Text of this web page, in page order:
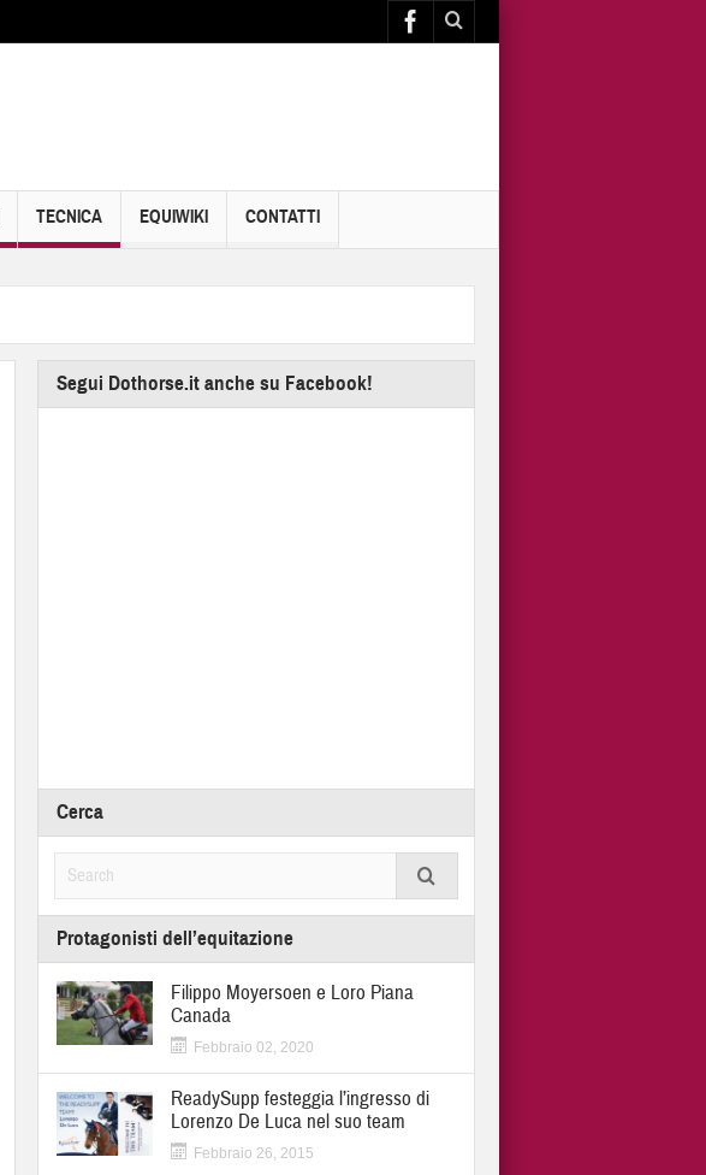
TECNICA EQUIWIKI CONTATTI
Segui Dothorse.it anche su Facebook!
Cerca
Protagonisti dell’equitazione
Filippo Moyersoen e Loro Piana
Canada
Febbraio 02, 2020
ReadySupp festeggia l’ingresso di
Lorenzo De Luca nel suo team
Febbraio 26, 2015